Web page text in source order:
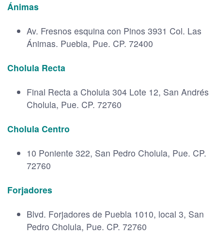
Ánimas
Av. Fresnos esquina con Pinos 3931 Col. Las
Ánimas. Puebla, Pue. CP. 72400
Cholula Recta
Final Recta a Cholula 304 Lote 12, San Andrés
Cholula, Pue. CP. 72760
Cholula Centro
10 Poniente 322, San Pedro Cholula, Pue. CP.
72760
Forjadores
Blvd. Forjadores de Puebla 1010, local 3, San
Pedro Cholula, Pue. CP. 72760